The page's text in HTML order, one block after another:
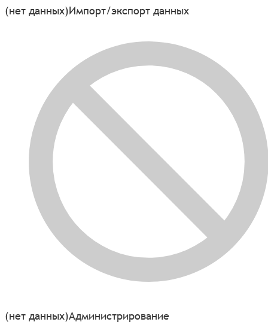
(нет данных)Импорт/экспорт данных
(нет данных)Администрирование